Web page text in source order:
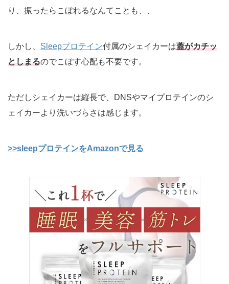
り、振ったらこぼれるなんてことも、、
しかし、 Sleepプロテイン付属のシェイカーは蓋がカチッ
としまるのでこぼす心配も不要です。
ただしシェイカーは縦長で、DNSやマイプロテインのシ
ェイカーより洗いづらさは感じます。
>>sleepプロテインをAmazonで見る